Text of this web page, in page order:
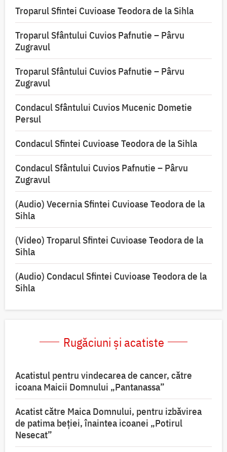
Troparul Sfintei Cuvioase Teodora de la Sihla
Troparul Sfântului Cuvios Pafnutie – Pârvu
Zugravul
Troparul Sfântului Cuvios Pafnutie – Pârvu
Zugravul
Condacul Sfântului Cuvios Mucenic Dometie
Persul
Condacul Sfintei Cuvioase Teodora de la Sihla
Condacul Sfântului Cuvios Pafnutie – Pârvu
Zugravul
(Audio) Vecernia Sfintei Cuvioase Teodora de la
Sihla
(Video) Troparul Sfintei Cuvioase Teodora de la
Sihla
(Audio) Condacul Sfintei Cuvioase Teodora de la
Sihla
Rugăciuni și acatiste
Acatistul pentru vindecarea de cancer, către
icoana Maicii Domnului „Pantanassa”
Acatist către Maica Domnului, pentru izbăvirea
de patima beției, înaintea icoanei „Potirul
Nesecat”